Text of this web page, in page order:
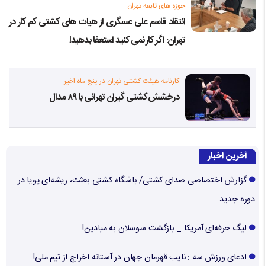
حوزه های تابعه تهران
انتقاد قاسم علی عسگری از هیات های کشتی کم کار در
تهران: اگر کار نمی کنید استعفا بدهید!
کارنامه هیئت کشتی تهران در پنج ماه اخیر
درخشش کشتی گیران تهرانی با ۸۹ مدال
آخرین اخبار
گزارش اختصاصی صدای کشتی/ باشگاه کشتی بعثت، ریشه‌ای پویا در
دوره جدید
لیگ حرفه‌ای آمریکا _ بازگشت سوسلان به میادین!
ادعای ورزش سه : نایب قهرمان جهان در آستانه اخراج از تیم ملی!